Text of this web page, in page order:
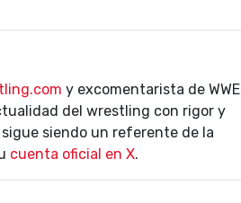
y excomentarista de WWE
del wrestling con rigor y
siendo un referente de la
cuenta oficial en X.